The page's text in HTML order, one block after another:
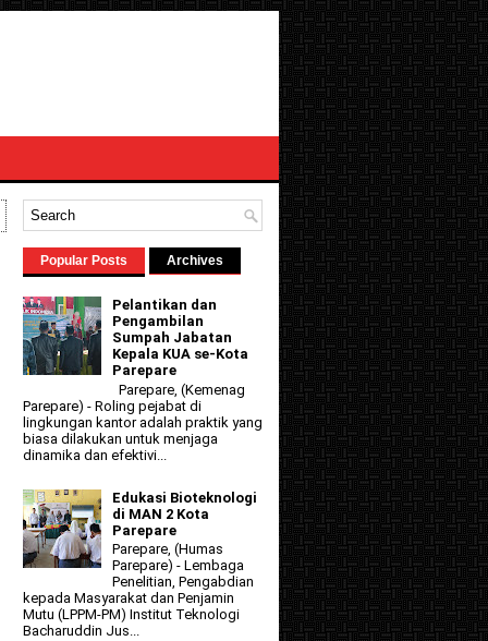
Popular Posts Archives
Pelantikan dan
Pengambilan
Sumpah Jabatan
Kepala KUA se-Kota
Parepare
Parepare, (Kemenag
Parepare) - Roling pejabat di
lingkungan kantor adalah praktik yang
biasa dilakukan untuk menjaga
dinamika dan efektivi...
Edukasi Bioteknologi
di MAN 2 Kota
Parepare
Parepare, (Humas
Parepare) - Lembaga
Penelitian, Pengabdian
kepada Masyarakat dan Penjamin
Mutu (LPPM-PM) Institut Teknologi
Bacharuddin Jus...